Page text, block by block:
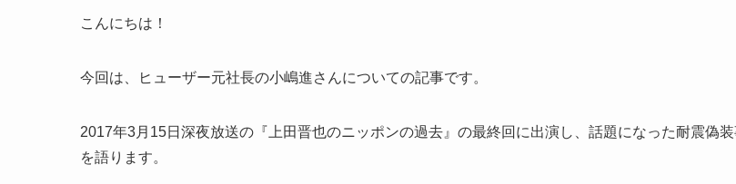
こんにちは！
今回は、ヒューザー元社長の小嶋進さんについての記事です。
2017年3月15日深夜放送の『上田晋也のニッポンの過去』の最終回に出演し、話題になった耐震偽
を語ります。